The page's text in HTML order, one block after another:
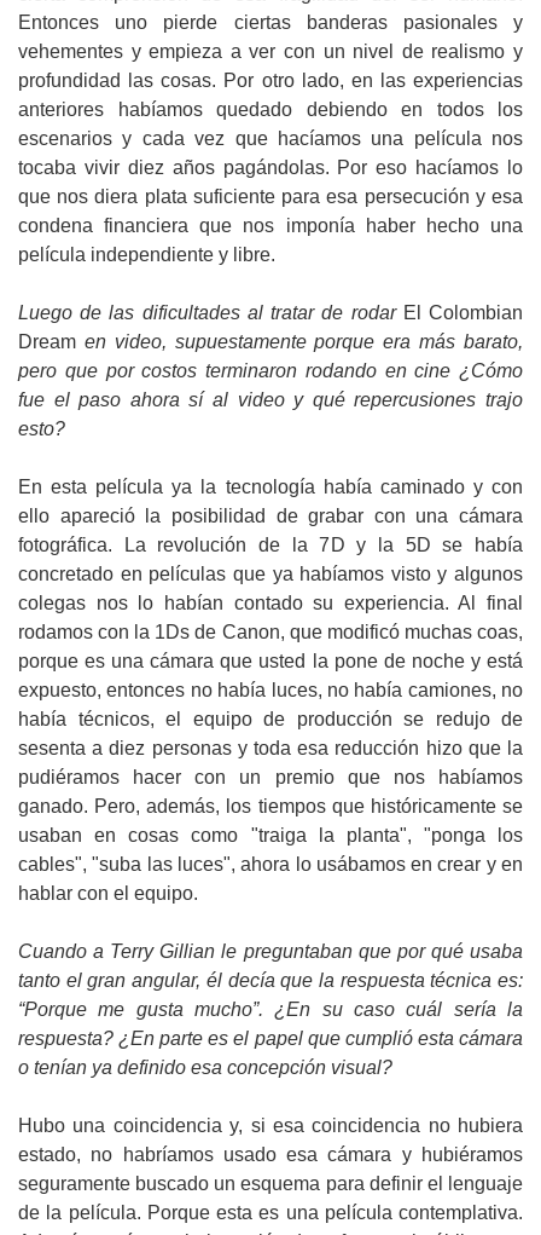
Entonces uno pierde ciertas banderas pasionales y
vehementes y empieza a ver con un nivel de realismo y
profundidad las cosas. Por otro lado, en las experiencias
anteriores habíamos quedado debiendo en todos los
escenarios y cada vez que hacíamos una película nos
tocaba vivir diez años pagándolas. Por eso hacíamos lo
que nos diera plata suficiente para esa persecución y esa
condena financiera que nos imponía haber hecho una
película independiente y libre.
Luego de las dificultades al tratar de rodar El Colombian
Dream en video, supuestamente porque era más barato,
pero que por costos terminaron rodando en cine ¿Cómo
fue el paso ahora sí al video y qué repercusiones trajo
esto?
En esta película ya la tecnología había caminado y con
ello apareció la posibilidad de grabar con una cámara
fotográfica. La revolución de la 7D y la 5D se había
concretado en películas que ya habíamos visto y algunos
colegas nos lo habían contado su experiencia. Al final
rodamos con la 1Ds de Canon, que modificó muchas coas,
porque es una cámara que usted la pone de noche y está
expuesto, entonces no había luces, no había camiones, no
había técnicos, el equipo de producción se redujo de
sesenta a diez personas y toda esa reducción hizo que la
pudiéramos hacer con un premio que nos habíamos
ganado. Pero, además, los tiempos que históricamente se
usaban en cosas como "traiga la planta", "ponga los
cables", "suba las luces", ahora lo usábamos en crear y en
hablar con el equipo.
Cuando a Terry Gillian le preguntaban que por qué usaba
tanto el gran angular, él decía que la respuesta técnica es:
“Porque me gusta mucho”. ¿En su caso cuál sería la
respuesta? ¿En parte es el papel que cumplió esta cámara
o tenían ya definido esa concepción visual?
Hubo una coincidencia y, si esa coincidencia no hubiera
estado, no habríamos usado esa cámara y hubiéramos
seguramente buscado un esquema para definir el lenguaje
de la película. Porque esta es una película contemplativa.